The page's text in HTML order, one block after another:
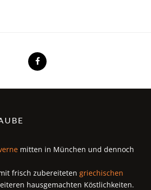
mitten in München und dennoch
frisch zubereiteten griechischen
hausgemachten Köstlichkeiten.